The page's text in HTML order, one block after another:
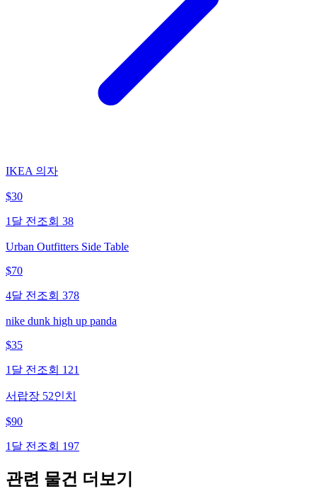
IKEA 의자
$30
1달 전 조회 38
Urban Outfitters Side Table
$70
4달 전 조회 378
nike dunk high up panda
$35
1달 전 조회 121
서랍장 52인치
$90
1달 전 조회 197
관련 물건 더보기